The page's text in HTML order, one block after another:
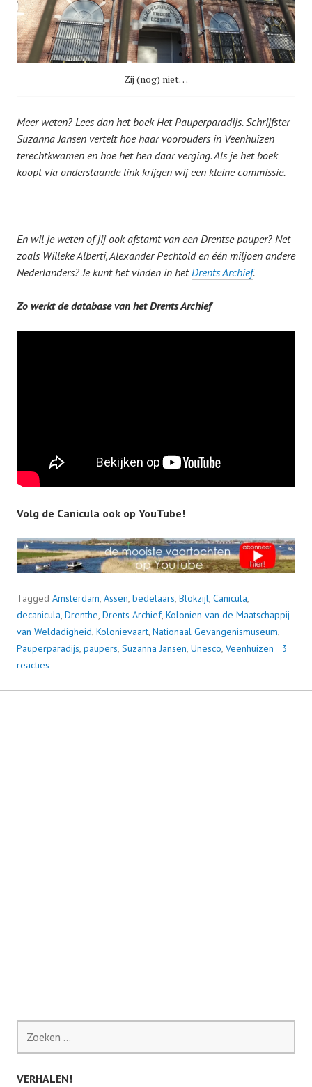
Zij (nog) niet…
Meer weten? Lees dan het boek Het Pauperparadijs. Schrijfster
Suzanna Jansen vertelt hoe haar voorouders in Veenhuizen
terechtkwamen en hoe het hen daar verging. Als je het boek
koopt via onderstaande link krijgen wij een kleine commissie.
En wil je weten of jij ook afstamt van een Drentse pauper? Net
zoals Willeke Alberti, Alexander Pechtold en één miljoen andere
Nederlanders? Je kunt het vinden in het Drents Archief.
Zo werkt de database van het Drents Archief
Volg de Canicula ook op YouTube!
Tagged Amsterdam, Assen, bedelaars, Blokzijl, Canicula,
decanicula, Drenthe, Drents Archief, Kolonien van de Maatschappij
van Weldadigheid, Kolonievaart, Nationaal Gevangenismuseum,
Pauperparadijs, paupers, Suzanna Jansen, Unesco, Veenhuizen
3
reacties
naar:
VERHALEN!